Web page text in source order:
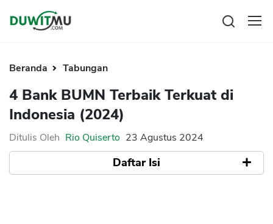
Saham
Bitcoin
Investasi
Pengeluaran
Asuransi
Rencana Keuangan
Mengelola keuangan
Kartu Kredit
KPR
KTA
Pinjaman Online
Pinjaman
Beranda Tabungan
4 Bank BUMN Terbaik Terkuat di
Indonesia (2024)
Ditulis Oleh Rio Quiserto 23 Agustus 2024
Daftar Isi